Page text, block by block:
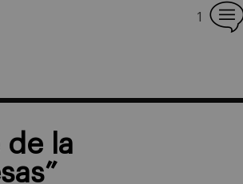
1
de la